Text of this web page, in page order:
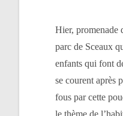
Hier, promenade
parc de Sceaux
enfants qui font
se courent après
fous par cette
le thème de